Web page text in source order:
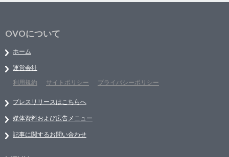
OVOについて
ホーム
運営会社
利用規約
サイトポリシー プライバシーポリシー
プレスリリースはこちらへ
媒体資料および広告メニュー
記事に関するお問い合わせ